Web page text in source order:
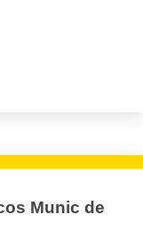
Munic de